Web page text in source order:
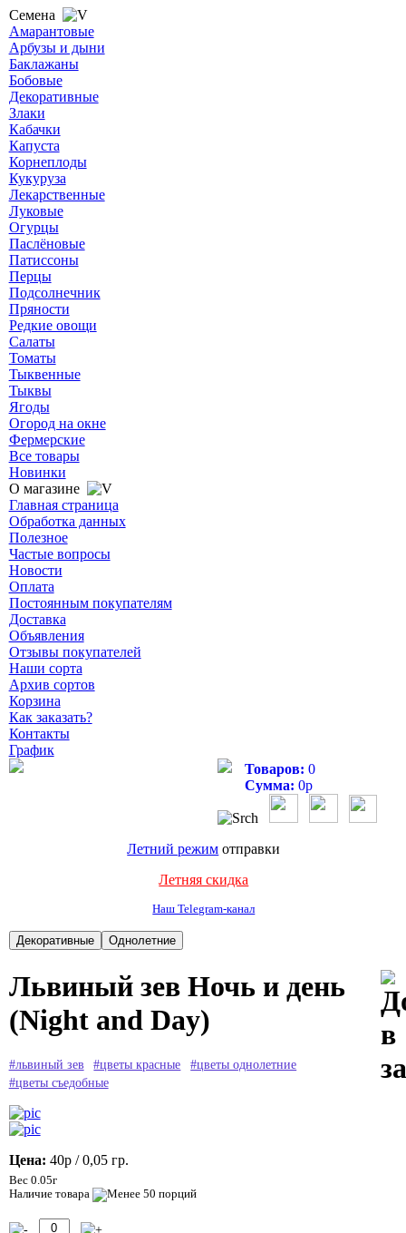
Семена
Амарантовые
Арбузы и дыни
Баклажаны
Бобовые
Декоративные
Злаки
Кабачки
Капуста
Корнеплоды
Кукуруза
Лекарственные
Луковые
Огурцы
Паслёновые
Патиссоны
Перцы
Подсолнечник
Пряности
Редкие овощи
Салаты
Томаты
Тыквенные
Тыквы
Ягоды
Огород на окне
Фермерские
Все товары
Новинки
О магазине
Главная страница
Обработка данных
Полезное
Частые вопросы
Новости
Оплата
Постоянным покупателям
Доставка
Объявления
Отзывы покупателей
Наши сорта
Архив сортов
Корзина
Как заказать?
Контакты
График
Товаров: 0
Сумма: 0р
Летний режим отправки
Летняя скидка
Наш Telegram-канал
Львиный зев Ночь и день
(Night and Day)
#львиный зев #цветы красные
#цветы однолетние
#цветы съедобные
Цена: 40р / 0,05 гр.
Вес 0.05г
Наличие товара